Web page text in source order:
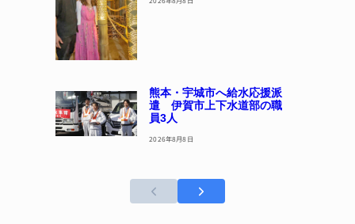
熊本・宇城市へ給水応援派
遣 伊賀市上下水道部の職
員3人
2026年8月8日